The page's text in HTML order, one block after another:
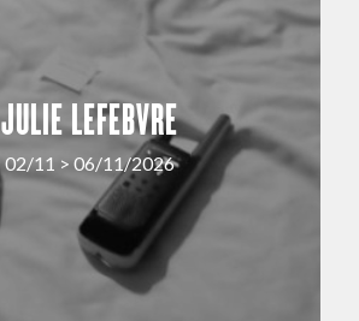
JULIE LEFEBVRE
02/11 > 06/11/2026